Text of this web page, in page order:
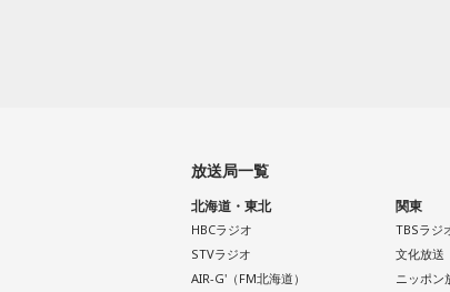
放送局一覧
北海道・東北
HBCラジオ
STVラジオ
AIR-G'（FM北海道）
関東
TBSラジ
文化放送
ニッポン